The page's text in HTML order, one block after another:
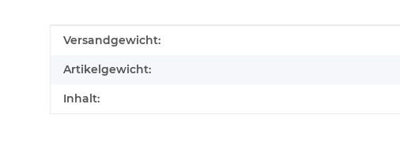
Produkteigenschaft
Wert
Versandgewicht:
Artikelgewicht:
Inhalt: